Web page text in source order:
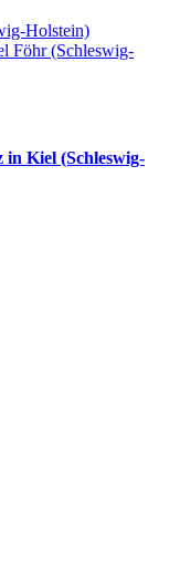
Holstein)
Föhr (Schleswig-
in Kiel (Schleswig-